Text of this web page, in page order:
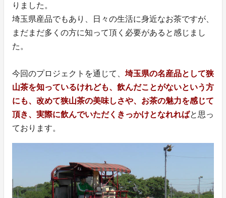
りました。
埼玉県産品でもあり、日々の生活に身近なお茶ですが、
まだまだ多くの方に知って頂く必要があると感じまし
た。
今回のプロジェクトを通じて、 埼玉県の名産品として狭
山茶を知っているけれども、飲んだことがないという方
にも、改めて狭山茶の美味しさや、お茶の魅力を感じて
頂き、実際に飲んでいただくきっかけとなれればと思っ
ております。